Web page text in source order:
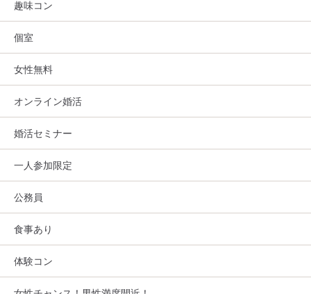
趣味コン
個室
女性無料
オンライン婚活
婚活セミナー
一人参加限定
公務員
食事あり
体験コン